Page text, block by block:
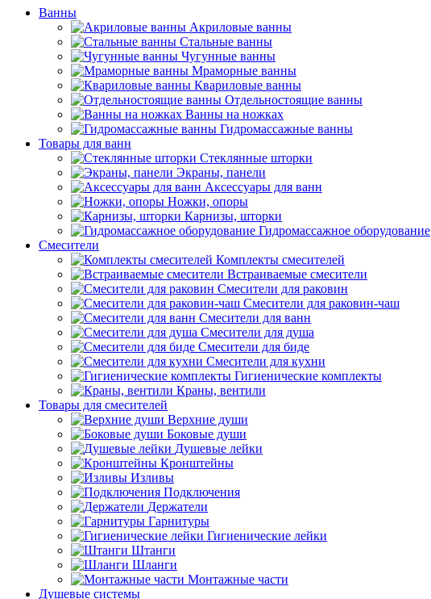
Ванны
Акриловые ванны
Стальные ванны
Чугунные ванны
Мраморные ванны
Квариловые ванны
Отдельностоящие ванны
Ванны на ножках
Гидромассажные ванны
Товары для ванн
Стеклянные шторки
Экраны, панели
Аксессуары для ванн
Ножки, опоры
Карнизы, шторки
Гидромассажное оборудование
Смесители
Комплекты смесителей
Встраиваемые смесители
Смесители для раковин
Смесители для раковин-чаш
Смесители для ванн
Смесители для душа
Смесители для биде
Смесители для кухни
Гигиенические комплекты
Краны, вентили
Товары для смесителей
Верхние души
Боковые души
Душевые лейки
Кронштейны
Изливы
Подключения
Держатели
Гарнитуры
Гигиенические лейки
Штанги
Шланги
Монтажные части
Душевые системы